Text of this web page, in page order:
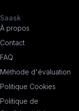
Saask
À propos
Contact
FAQ
Méthode d'évaluation
Politique Cookies
Politique de